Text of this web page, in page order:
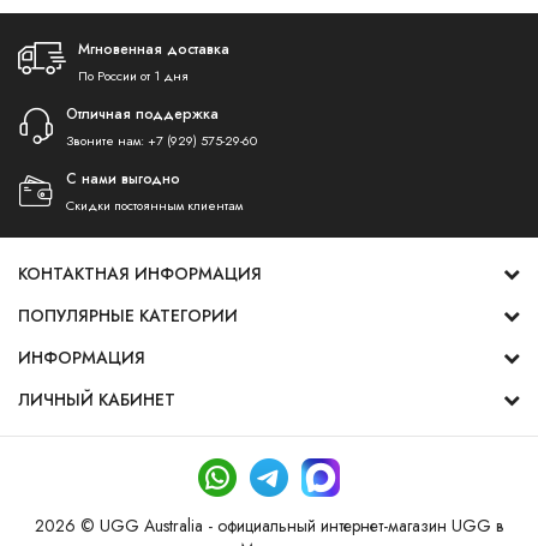
Мгновенная доставка
По России от 1 дня
Отличная поддержка
Звоните нам: +7 (929) 575-29-60
С нами выгодно
Скидки постоянным клиентам
КОНТАКТНАЯ ИНФОРМАЦИЯ
ПОПУЛЯРНЫЕ КАТЕГОРИИ
ИНФОРМАЦИЯ
ЛИЧНЫЙ КАБИНЕТ
2026 © UGG Australia - официальный интернет-магазин UGG в